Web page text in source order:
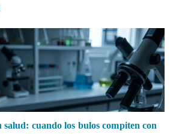
cuando los bulos compiten con